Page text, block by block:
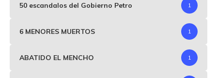
50 escandalos del Gobierno Petro 1
6 MENORES MUERTOS 1
ABATIDO EL MENCHO 1